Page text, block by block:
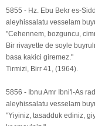
5855 - Hz. Ebu Bekr es-
aleyhissalatu vesselam
"Cehennem, bozguncu,
Bir rivayette de soyle
basa kakici giremez."
Tirmizi, Birr 41, (1964).
5856 - Ibnu Amr Ibni'l-As
aleyhissalatu vesselam
"Yiyiniz, tasadduk ediniz,